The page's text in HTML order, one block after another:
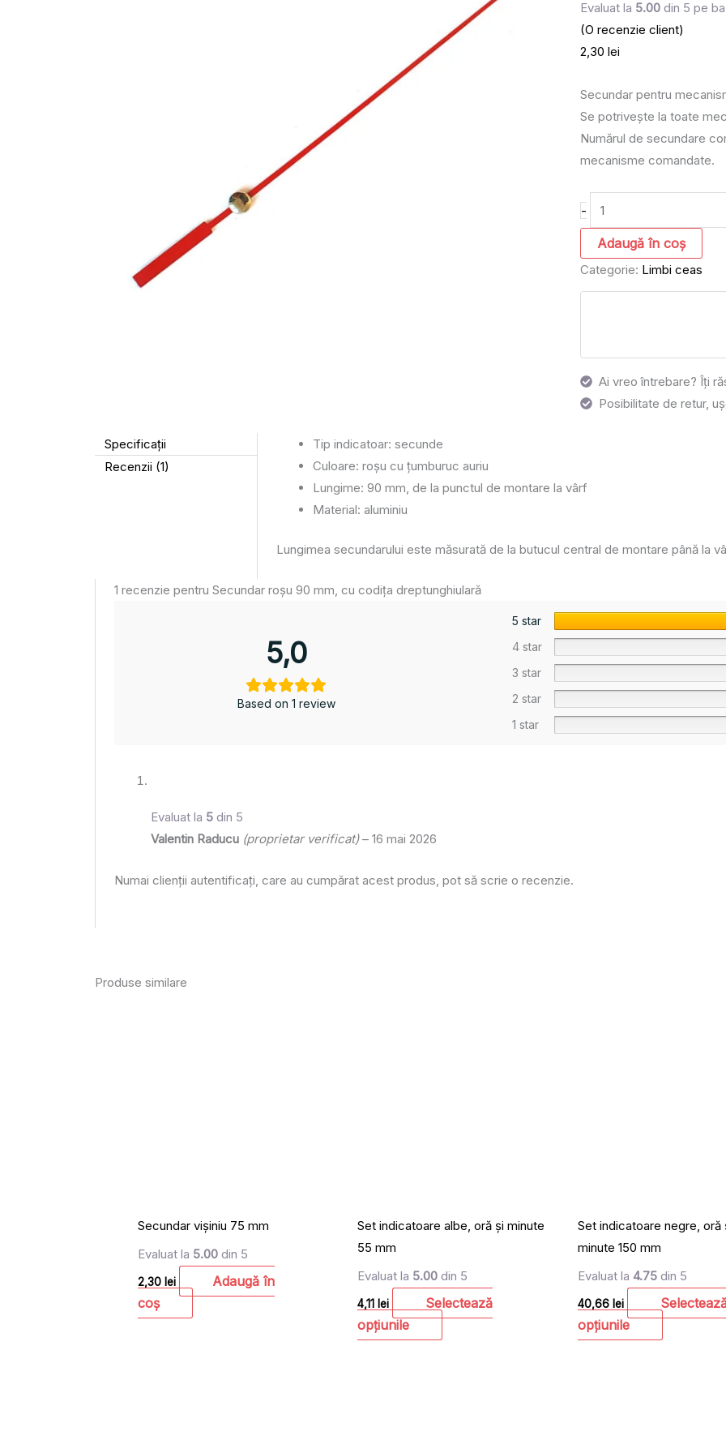
Evaluat la 5.00 din 5 pe
(O recenzie client)
2,30lei
Secundar pentru
Se potrivește la toate
Numărul de secundare
mecanisme comandate.
-
Adaugă în coș
Categorie: Limbi ceas
Ai vreo întrebare? Îți
Posibilitate de retur,
Specificații
Recenzii (1)
Tip indicatoar: secunde
Culoare: roșu cu țumburuc auriu
Lungime: 90 mm, de la punctul de montare la vârf
Material: aluminiu
Lungimea secundarului este măsurată de la butucul central de montare până la
1 recenzie pentru Secundar roșu 90 mm, cu codița dreptunghiulară
5,0
Based on 1 review
5 star
4 star
3 star
2 star
1 star
Evaluat la 5din 5
Valentin Raducu (proprietar verificat) – 16 mai 2026
Numai clienții autentificați, care au cumpărat acest produs, pot să scrie o recenzie.
Produse similare
Secundar vișiniu 75 mm
Evaluat la 5.00 din 5
2,30 lei
Adaugă în
coș
Set indicatoare albe, oră și minute
55 mm
Evaluat la 5.00 din 5
4,11 lei
Selectează
opțiunile
în
Set indicatoare negre, oră
minute 150 mm
Evaluat la 4.75din 5
40,66 lei
opțiunile
în